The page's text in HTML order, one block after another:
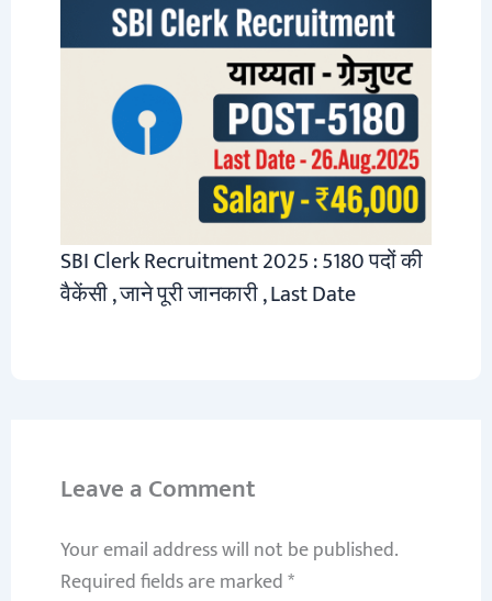
SBI Clerk Recruitment 2025 : 5180 पदों की
वैकेंसी , जाने पूरी जानकारी , Last Date
Leave a Comment
Your email address will not be published.
Required fields are marked*